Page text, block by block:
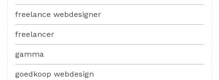
freelance webdesigner
freelancer
gamma
goedkoop webdesign